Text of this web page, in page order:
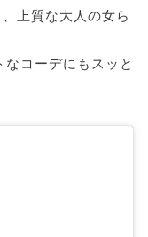
上質な大人の女ら
コーデにもスッと